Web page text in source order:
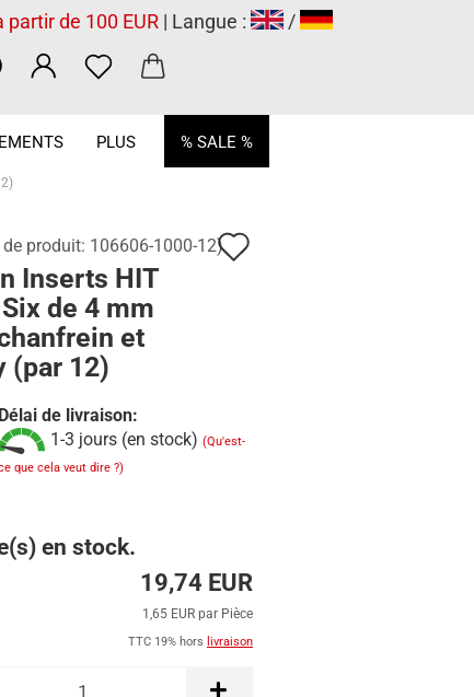
de 100 EUR | Langue : /
% SALE %
PLUS
produit: 106606-1000-12)
Inserts HIT
de 4 mm
et
(par 12)
Délai de livraison:
1-3 jours (en stock) (Qu'est-
que cela veut dire ?)
en stock.
19,74 EUR
1,65 EUR par Pièce
TTC 19% hors livraison